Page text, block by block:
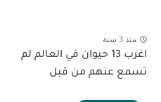
منذ 3 سنة
اغرب 13 حيوان في العالم لم
تسمع عنهم من قبل